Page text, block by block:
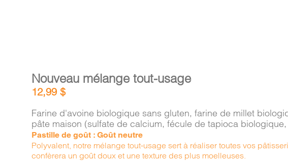
Nouveau mélange tout-usage
12,99$
Farine d'avoine biologique sans gluten, farine de millet
pâte maison (sulfate de calcium, fécule de tapioca
Pastille de goût : Goût neutre
Polyvalent, notre mélange tout-usage sert à réaliser toutes vos
confèrera un goût doux et une texture des plus moelleuses.